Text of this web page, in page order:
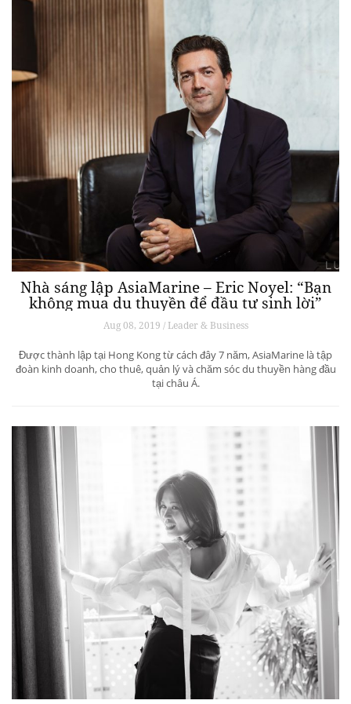
Nhà sáng lập AsiaMarine – Eric Noyel: “Bạn
không mua du thuyền để đầu tư sinh lời”
Aug 08, 2019 / Leader & Business
Được thành lập tại Hong Kong từ cách đây 7 năm, AsiaMarine là tập
đoàn kinh doanh, cho thuê, quản lý và chăm sóc du thuyền hàng đầu
tại châu Á.